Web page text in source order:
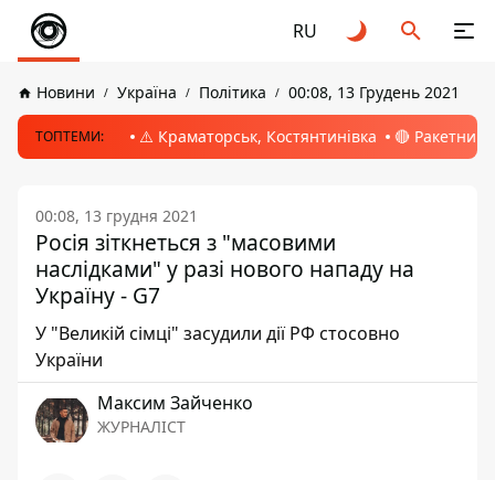
RU
Новини Україна Політика 00:08, 13 Грудень 2021
ТОПТЕМИ: ⚠️ Краматорськ, Костянтинівка 🔴 Ракетний
00:08, 13 грудня 2021
Росія зіткнеться з "масовими
наслідками" у разі нового нападу на
Україну - G7
У "Великій сімці" засудили дії РФ стосовно
України
Максим Зайченко
ЖУРНАЛІСТ